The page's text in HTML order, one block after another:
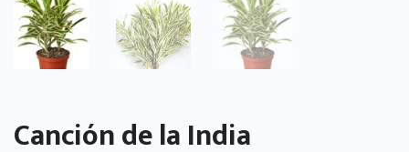
Canción de la India